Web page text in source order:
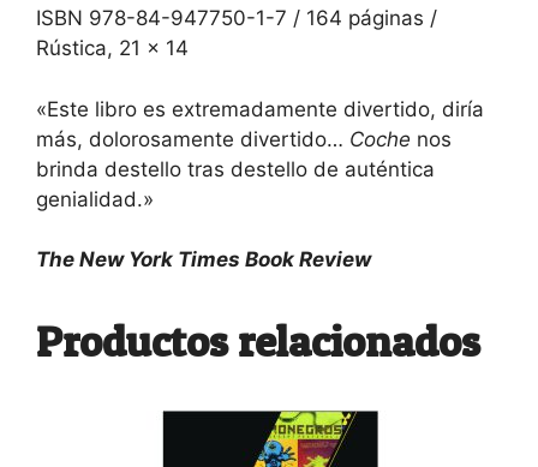
ISBN 978-84-947750-1-7 / 164 páginas /
Rústica, 21 x 14
«Este libro es extremadamente divertido, diría
más, dolorosamente divertido… Coche nos
brinda destello tras destello de auténtica
genialidad.»
The New York Times Book Review
Productos relacionados